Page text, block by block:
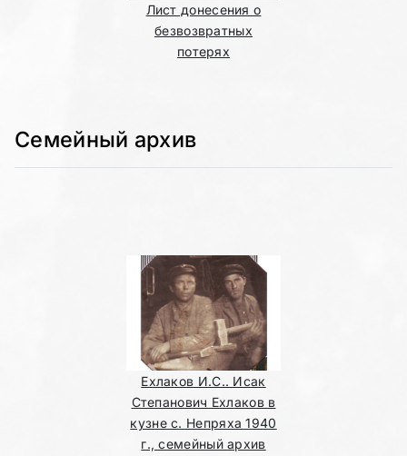
Лист донесения о
безвозвратных
потерях
Семейный архив
Ехлаков И.С.. Исак
Степанович Ехлаков в
кузне с. Непряха 1940
г., семейный архив